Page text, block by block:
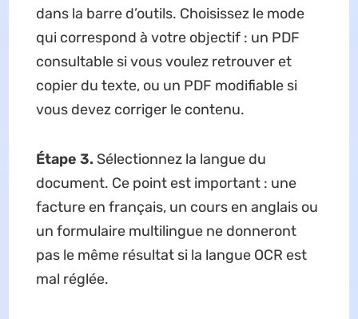
dans la barre d’outils. Choisissez le mode
qui correspond à votre objectif : un PDF
consultable si vous voulez retrouver et
copier du texte, ou un PDF modifiable si
vous devez corriger le contenu.
Étape 3. Sélectionnez la langue du
document. Ce point est important : une
facture en français, un cours en anglais ou
un formulaire multilingue ne donneront
pas le même résultat si la langue OCR est
mal réglée.